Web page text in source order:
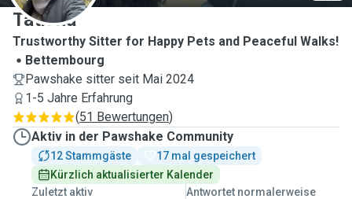
Tatiana
Trustworthy Sitter for Happy Pets and Peaceful Walks!
Bettembourg
Pawshake sitter seit Mai 2024
1-5 Jahre Erfahrung
(51 Bewertungen)
Aktiv in der Pawshake Community
12 Stammgäste
17 mal gespeichert
Kürzlich aktualisierter Kalender
Zuletzt aktiv
Antwortet normalerweise